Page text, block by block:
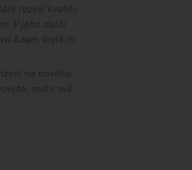
rozvíjí kvalitu
V jeho další
Adam Vojtěch.
na nového
mohl své